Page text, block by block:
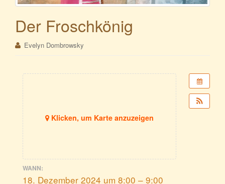
Der Froschkönig
Evelyn Dombrowsky
Klicken, um Karte anzuzeigen
WANN:
18. Dezember 2024 um 8:00 – 9:00